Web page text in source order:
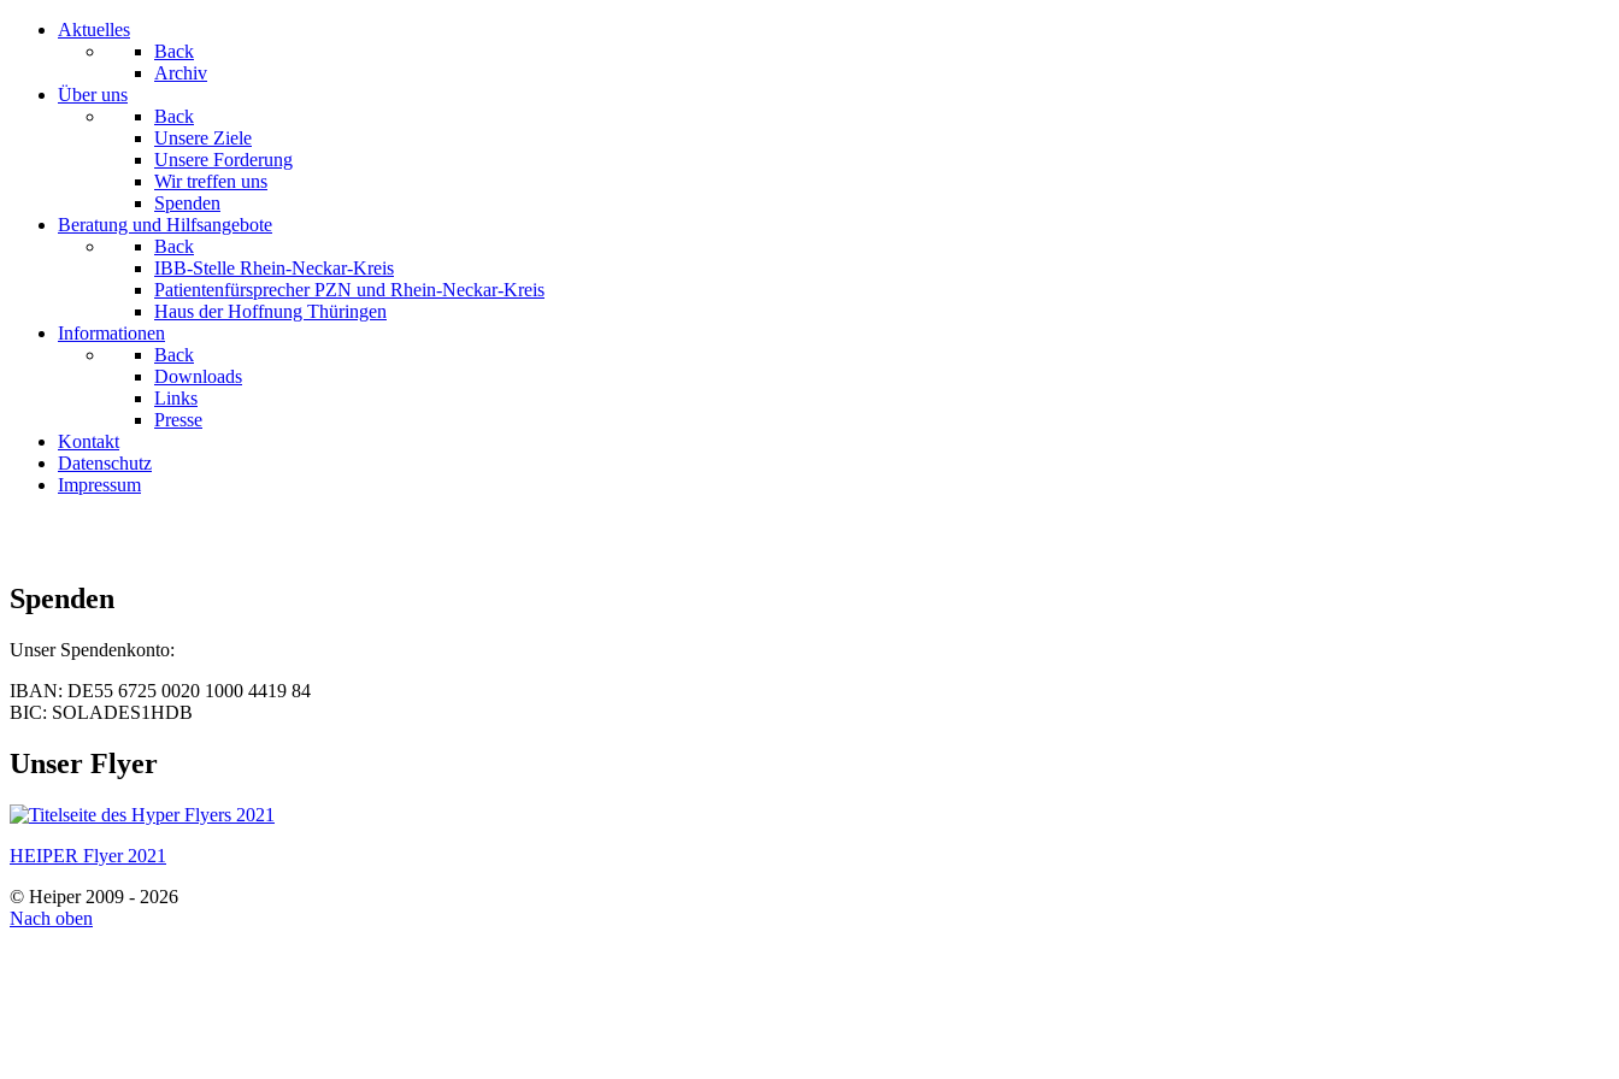
Aktuelles
Back
Archiv
Über uns
Back
Unsere Ziele
Unsere Forderung
Wir treffen uns
Spenden
Beratung und Hilfsangebote
Back
IBB-Stelle Rhein-Neckar-Kreis
Patientenfürsprecher PZN und Rhein-Neckar-Kreis
Haus der Hoffnung Thüringen
Informationen
Back
Downloads
Links
Presse
Kontakt
Datenschutz
Impressum
Spenden
Unser Spendenkonto:
IBAN: DE55 6725 0020 1000 4419 84
BIC: SOLADES1HDB
Unser Flyer
HEIPER Flyer 2021
© Heiper 2009 - 2026
Nach oben